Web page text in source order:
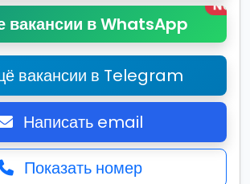
вакансии в WhatsApp
New
вакансии в Telegram
Написать email
Показать номер